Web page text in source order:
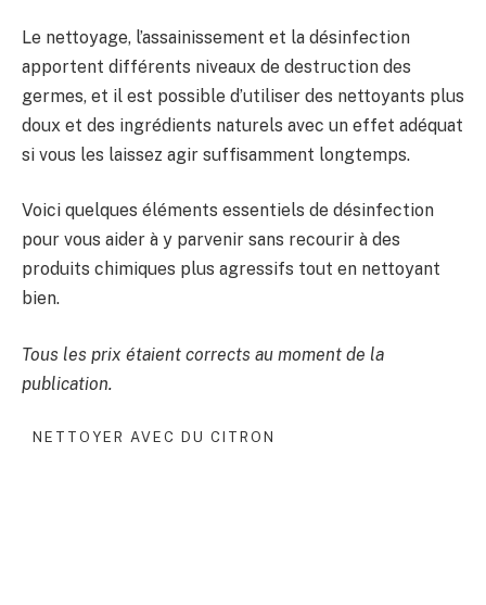
Le nettoyage, l’assainissement et la désinfection
apportent différents niveaux de destruction des
germes, et il est possible d’utiliser des nettoyants plus
doux et des ingrédients naturels avec un effet adéquat
si vous les laissez agir suffisamment longtemps.
Voici quelques éléments essentiels de désinfection
pour vous aider à y parvenir sans recourir à des
produits chimiques plus agressifs tout en nettoyant
bien.
Tous les prix étaient corrects au moment de la
publication.
NETTOYER AVEC DU CITRON